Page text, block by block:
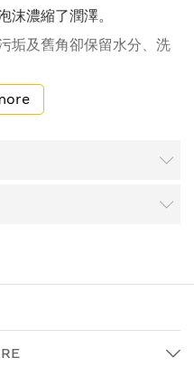
沫濃縮了潤澤。
垢及舊角卻保留水分、洗
。
用手掌畫大圈圈溫柔洗